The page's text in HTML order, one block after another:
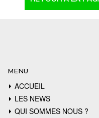
MENU
ACCUEIL
LES NEWS
QUI SOMMES NOUS ?